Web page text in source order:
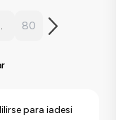
80
para iadesi